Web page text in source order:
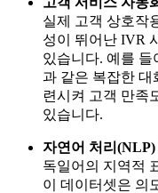
실제 고객 상호작
성이 뛰어난 IVR
있습니다. 예를
과 같은 복잡한
련시켜 고객 만족
있습니다.
자연어 처리
독일어의 지역적
이 데이터셋은 의